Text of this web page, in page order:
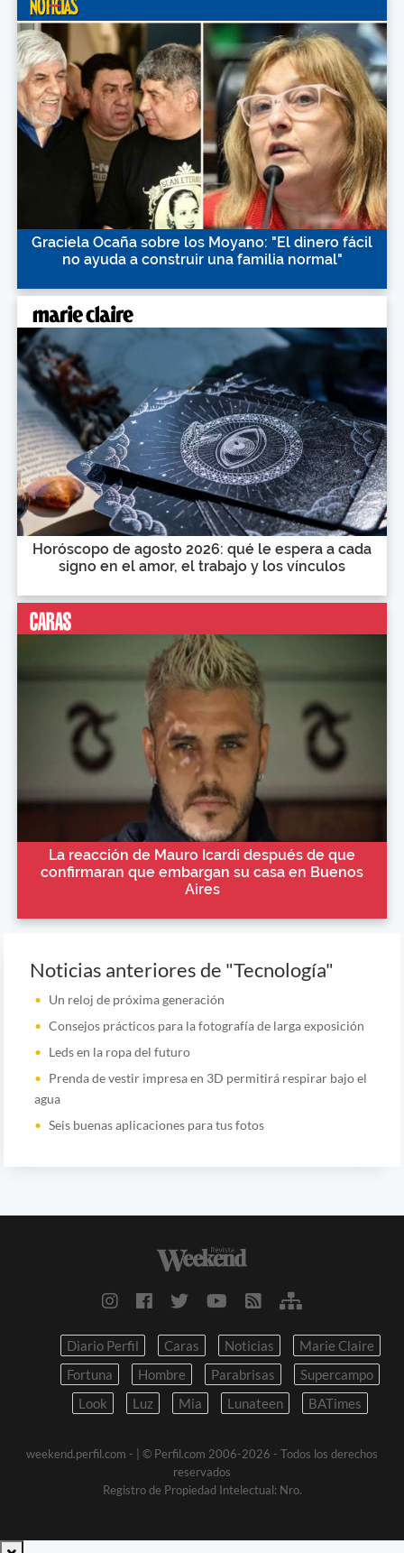
Graciela Ocaña sobre los Moyano: "El dinero fácil
no ayuda a construir una familia normal"
Horóscopo de agosto 2026: qué le espera a cada
signo en el amor, el trabajo y los vínculos
La reacción de Mauro Icardi después de que
confirmaran que embargan su casa en Buenos
Aires
Noticias anteriores de "Tecnología"
Un reloj de próxima generación
Consejos prácticos para la fotografía de larga exposición
Leds en la ropa del futuro
Prenda de vestir impresa en 3D permitirá respirar bajo el
agua
Seis buenas aplicaciones para tus fotos
Diario Perfil Caras Noticias
Marie Claire
Fortuna
Hombre Parabrisas
Supercampo
Look
Luz Mia Lunateen BATimes
weekend.perfil.com -
| © Perfil.com 2006-2026 - Todos los derechos
reservados
Registro de Propiedad Intelectual: Nro.